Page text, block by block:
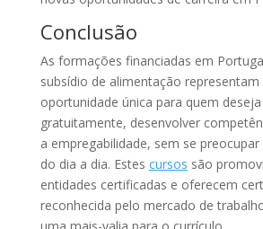
Conclusão
As formações financiadas em
subsídio de alimentação representam
oportunidade única para quem
gratuitamente, desenvolver
a empregabilidade, sem se
do dia a dia. Estes cursos são
entidades certificadas e oferecem
reconhecida pelo mercado de